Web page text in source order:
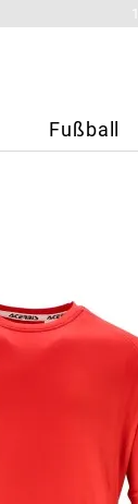
Fußball